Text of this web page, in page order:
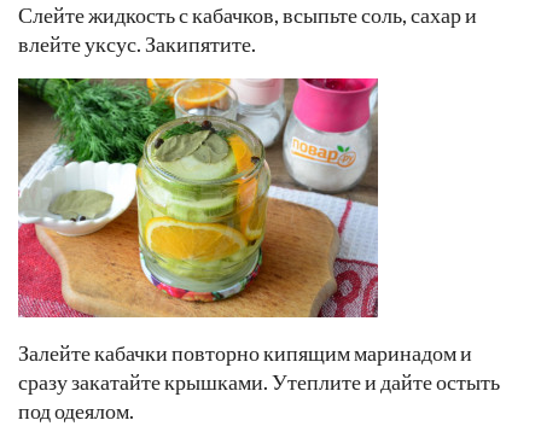
Слейте жидкость с кабачков, всыпьте соль, сахар и
влейте уксус. Закипятите.
Залейте кабачки повторно кипящим маринадом и
сразу закатайте крышками. Утеплите и дайте остыть
под одеялом.